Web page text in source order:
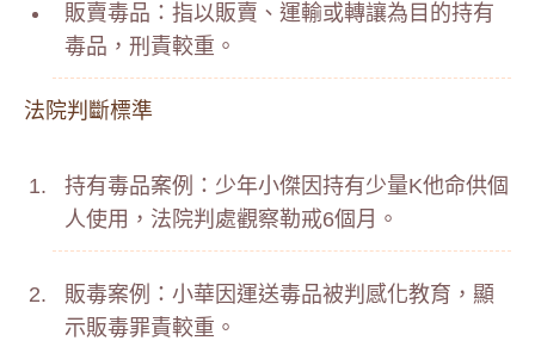
販賣毒品：指以販賣、運輸或轉讓為目的持有
毒品，刑責較重。
法院判斷標準
持有毒品案例：少年小傑因持有少量K他命供個
人使用，法院判處觀察勒戒6個月。
販毒案例：小華因運送毒品被判感化教育，顯
示販毒罪責較重。